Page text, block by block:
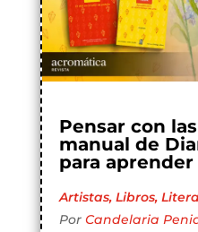
Pensar con
manual de
para
Artistas, Libros,
Por Candelaria